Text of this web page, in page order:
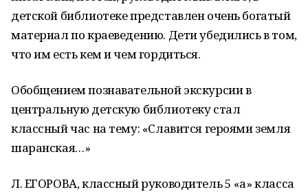
детской библиотеке представлен очень богатый
материал по краеведению. Дети убедились в том,
что им есть кем и чем гордиться.
Обобщением познавательной экскурсии в
центральную детскую библиотеку стал
классный час на тему: «Славится героями земля
шаранская…»
Л. ЕГОРОВА, классный руководитель 5 «а» класса